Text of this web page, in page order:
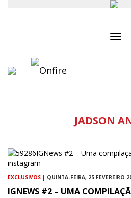
JADSON
EXCLUSIVOS | QUINTA-FEIRA, 25 FEVEREIRO
IGNEWS #2 – UMA